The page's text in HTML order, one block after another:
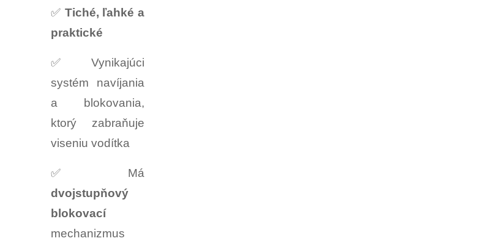
✅ Tiché, ľahké a
praktické
✅ Vynikajúci
systém navíjania
a blokovania,
ktorý zabraňuje
viseniu vodítka
✅ Má
dvojstupňový
blokovací
mechanizmus